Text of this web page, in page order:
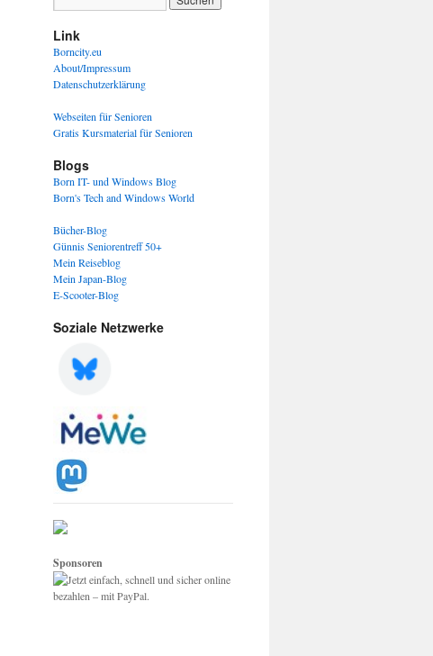
Link
Borncity.eu
About/Impressum
Datenschutzerklärung
Webseiten für Senioren
Gratis Kursmaterial für Senioren
Blogs
Born IT- und Windows Blog
Born's Tech and Windows World
Bücher-Blog
Günnis Seniorentreff 50+
Mein Reiseblog
Mein Japan-Blog
E-Scooter-Blog
Soziale Netzwerke
Sponsoren